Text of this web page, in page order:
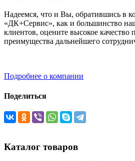
Надеемся, что и Вы, обратившись в
«ДК+Сервис», как и большинство
клиентов, оцените высокое качество
преимущества дальнейшего
Подробнее о компании
Поделиться
Каталог товаров